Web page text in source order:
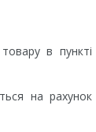
в пункті
на рахунок